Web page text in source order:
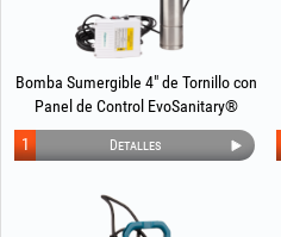
Bomba Sumergible 4" de Tornillo con
Panel de Control EvoSanitary®
Detalles
1